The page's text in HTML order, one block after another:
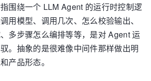
围绕一个 LLM Agent 的运行时控制逻
用模型、调用几次、怎么校验输出、
多步骤怎么编排等等，是对 Agent 运
。抽象的是很难像中间件那样做出明
产品形态。